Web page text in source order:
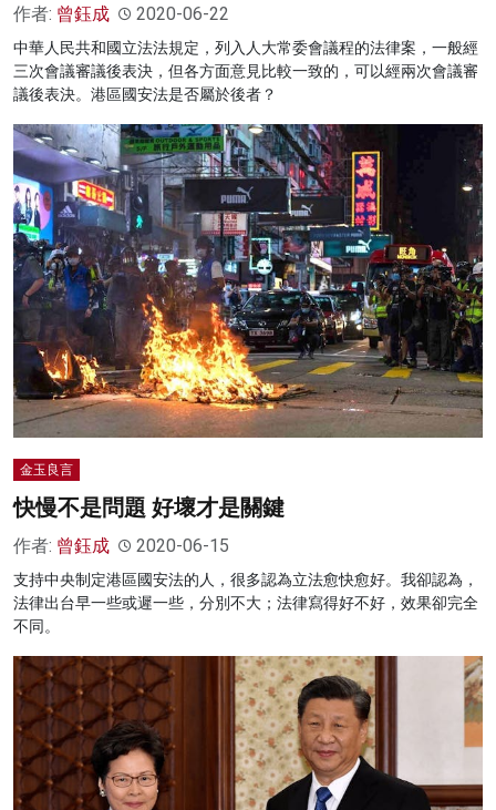
作者: 曾鈺成 2020-06-22
中華人民共和國立法法規定，列入人大常委會議程的法律案，一般經
三次會議審議後表決，但各方面意見比較一致的，可以經兩次會議審
議後表決。港區國安法是否屬於後者？
金玉良言
快慢不是問題 好壞才是關鍵
作者: 曾鈺成 2020-06-15
支持中央制定港區國安法的人，很多認為立法愈快愈好。我卻認為，
法律出台早一些或遲一些，分別不大；法律寫得好不好，效果卻完全
不同。